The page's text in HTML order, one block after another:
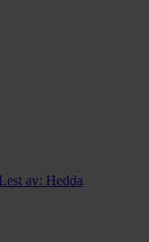
Lest av: Hedda